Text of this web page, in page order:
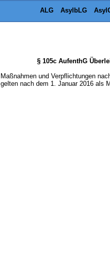
ALG AsylbLG
§ 105c AufenthG
Maßnahmen und Verpflichtungen
gelten nach dem 1. Januar 2016 als